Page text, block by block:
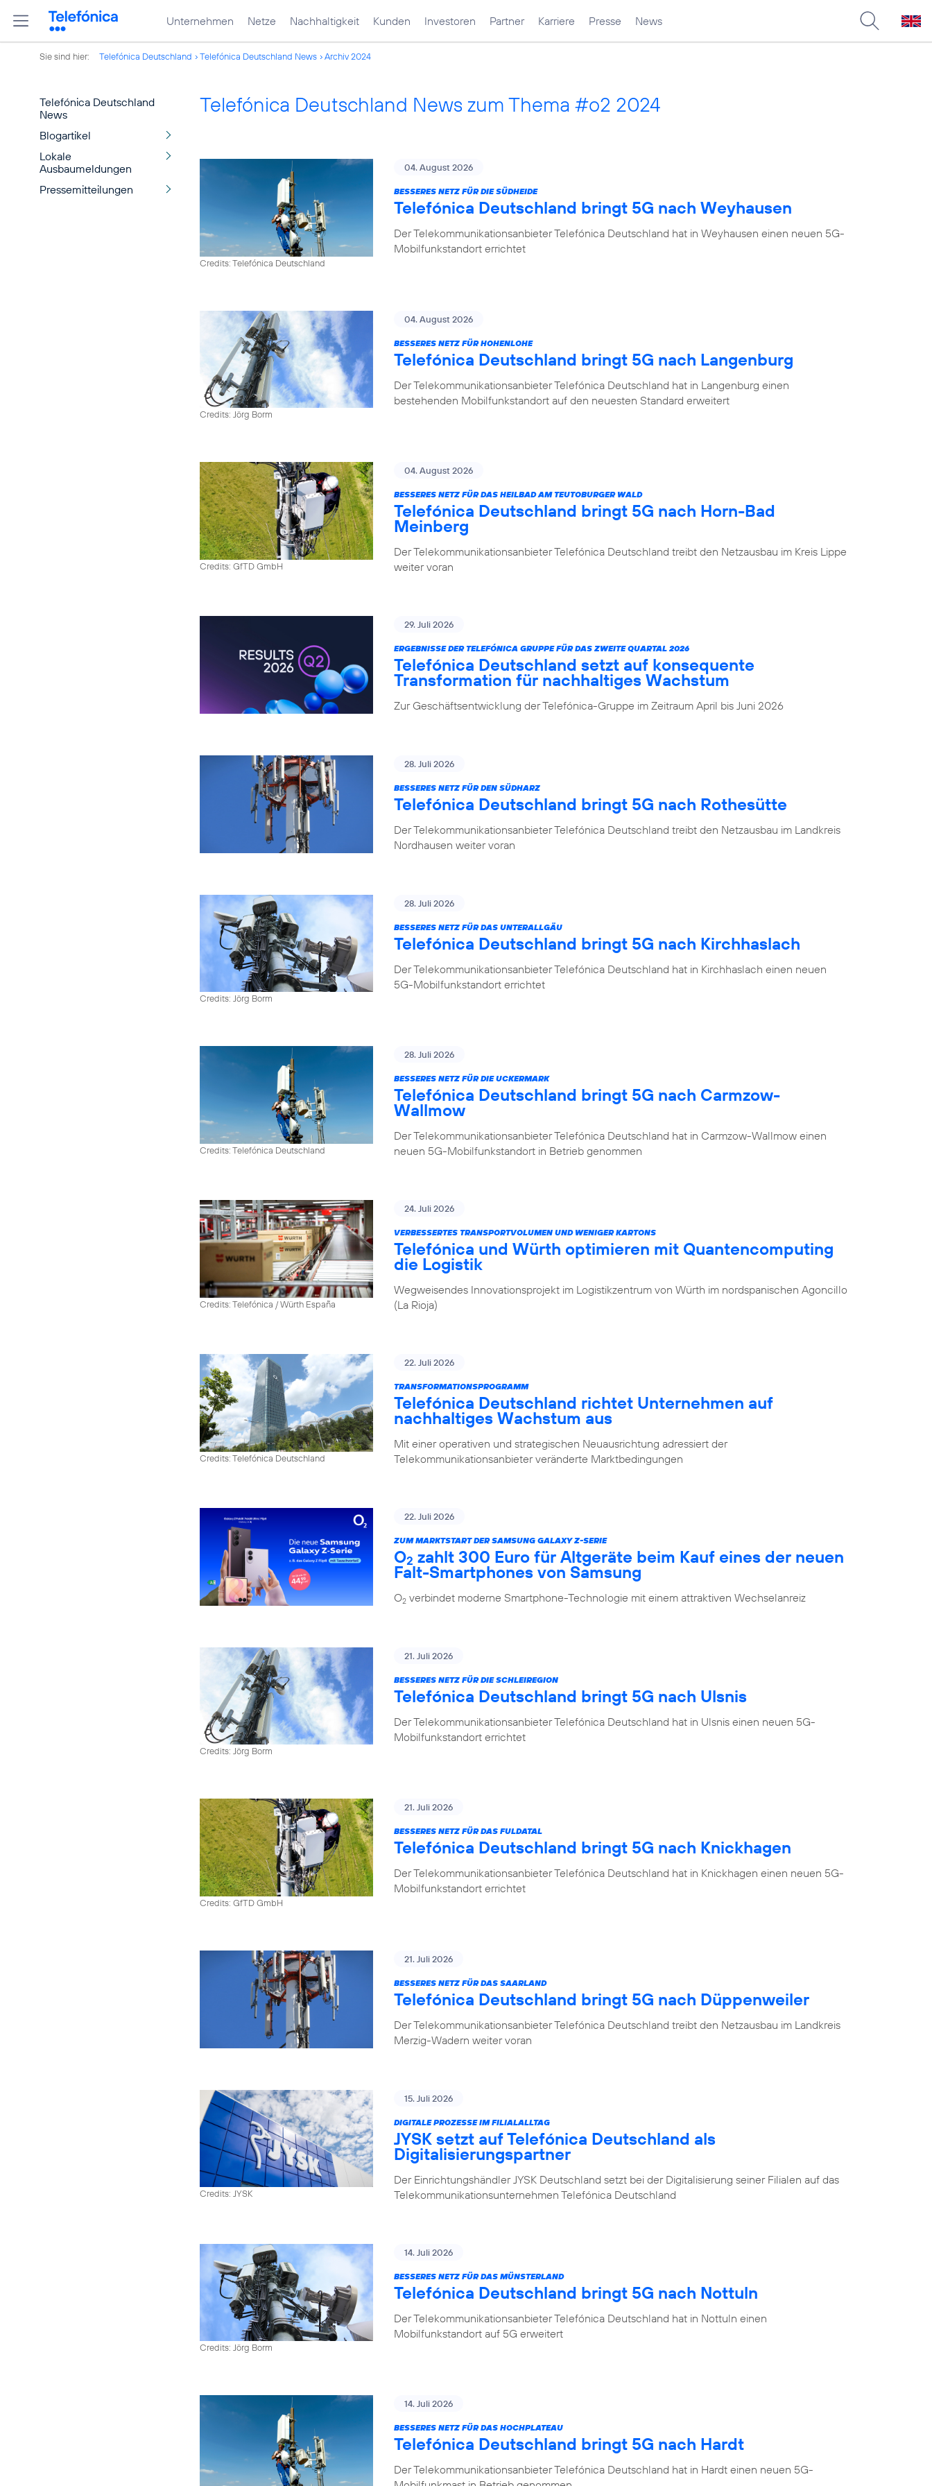
Unternehmen Netze Nachhaltigkeit Kunden Investoren Partner Karriere Presse News
Sie sind hier: Telefónica Deutschland Telefónica Deutschland News Archiv 2024
Telefónica Deutschland
News
Blogartikel
Lokale
Ausbaumeldungen
Pressemitteilungen
Telefónica Deutschland News zum Thema #o2 2024
Credits: Telefónica Deutschland
04. August 2026
BESSERES NETZ FÜR DIE SÜDHEIDE
Telefónica Deutschland bringt 5G nach Weyhausen
Der Telekommunikationsanbieter Telefónica Deutschland hat in Weyhausen einen neuen 5G-
Mobilfunkstandort errichtet
Credits: Jörg Borm
04. August 2026
BESSERES NETZ FÜR HOHENLOHE
Telefónica Deutschland bringt 5G nach Langenburg
Der Telekommunikationsanbieter Telefónica Deutschland hat in Langenburg einen
bestehenden Mobilfunkstandort auf den neuesten Standard erweitert
Credits: GfTD GmbH
04. August 2026
BESSERES NETZ FÜR DAS HEILBAD AM TEUTOBURGER WALD
Telefónica Deutschland bringt 5G nach Horn-Bad
Meinberg
Der Telekommunikationsanbieter Telefónica Deutschland treibt den Netzausbau im Kreis Lippe
weiter voran
29. Juli 2026
ERGEBNISSE DER TELEFÓNICA GRUPPE FÜR DAS ZWEITE QUARTAL 2026
Telefónica Deutschland setzt auf konsequente
Transformation für nachhaltiges Wachstum
Zur Geschäftsentwicklung der Telefónica-Gruppe im Zeitraum April bis Juni 2026
28. Juli 2026
BESSERES NETZ FÜR DEN SÜDHARZ
Telefónica Deutschland bringt 5G nach Rothesütte
Der Telekommunikationsanbieter Telefónica Deutschland treibt den Netzausbau im Landkreis
Nordhausen weiter voran
Credits: Jörg Borm
28. Juli 2026
BESSERES NETZ FÜR DAS UNTERALLGÄU
Telefónica Deutschland bringt 5G nach Kirchhaslach
Der Telekommunikationsanbieter Telefónica Deutschland hat in Kirchhaslach einen neuen
5G-Mobilfunkstandort errichtet
Credits: Telefónica Deutschland
28. Juli 2026
BESSERES NETZ FÜR DIE UCKERMARK
Telefónica Deutschland bringt 5G nach Carmzow-
Wallmow
Der Telekommunikationsanbieter Telefónica Deutschland hat in Carmzow-Wallmow einen
neuen 5G-Mobilfunkstandort in Betrieb genommen
Credits: Telefónica / Würth España
24. Juli 2026
VERBESSERTES TRANSPORTVOLUMEN UND WENIGER KARTONS
Telefónica und Würth optimieren mit Quantencomputing
die Logistik
Wegweisendes Innovationsprojekt im Logistikzentrum von Würth im nordspanischen Agoncillo
(La Rioja)
Credits: Telefónica Deutschland
22. Juli 2026
TRANSFORMATIONSPROGRAMM
Telefónica Deutschland richtet Unternehmen auf
nachhaltiges Wachstum aus
Mit einer operativen und strategischen Neuausrichtung adressiert der
Telekommunikationsanbieter veränderte Marktbedingungen
22. Juli 2026
ZUM MARKTSTART DER SAMSUNG GALAXY Z-SERIE
O2 zahlt 300 Euro für Altgeräte beim Kauf eines der neuen
Falt-Smartphones von Samsung
O2 verbindet moderne Smartphone-Technologie mit einem attraktiven Wechselanreiz
Credits: Jörg Borm
21. Juli 2026
BESSERES NETZ FÜR DIE SCHLEIREGION
Telefónica Deutschland bringt 5G nach Ulsnis
Der Telekommunikationsanbieter Telefónica Deutschland hat in Ulsnis einen neuen 5G-
Mobilfunkstandort errichtet
Credits: GfTD GmbH
21. Juli 2026
BESSERES NETZ FÜR DAS FULDATAL
Telefónica Deutschland bringt 5G nach Knickhagen
Der Telekommunikationsanbieter Telefónica Deutschland hat in Knickhagen einen neuen 5G-
Mobilfunkstandort errichtet
21. Juli 2026
BESSERES NETZ FÜR DAS SAARLAND
Telefónica Deutschland bringt 5G nach Düppenweiler
Der Telekommunikationsanbieter Telefónica Deutschland treibt den Netzausbau im Landkreis
Merzig-Wadern weiter voran
Credits: JYSK
15. Juli 2026
DIGITALE PROZESSE IM FILIALALLTAG
JYSK setzt auf Telefónica Deutschland als
Digitalisierungspartner
Der Einrichtungshändler JYSK Deutschland setzt bei der Digitalisierung seiner Filialen auf das
Telekommunikationsunternehmen Telefónica Deutschland
Credits: Jörg Borm
14. Juli 2026
BESSERES NETZ FÜR DAS MÜNSTERLAND
Telefónica Deutschland bringt 5G nach Nottuln
Der Telekommunikationsanbieter Telefónica Deutschland hat in Nottuln einen
Mobilfunkstandort auf 5G erweitert
14. Juli 2026
BESSERES NETZ FÜR DAS HOCHPLATEAU
Telefónica Deutschland bringt 5G nach Hardt
Der Telekommunikationsanbieter Telefónica Deutschland hat in Hardt einen neuen 5G-